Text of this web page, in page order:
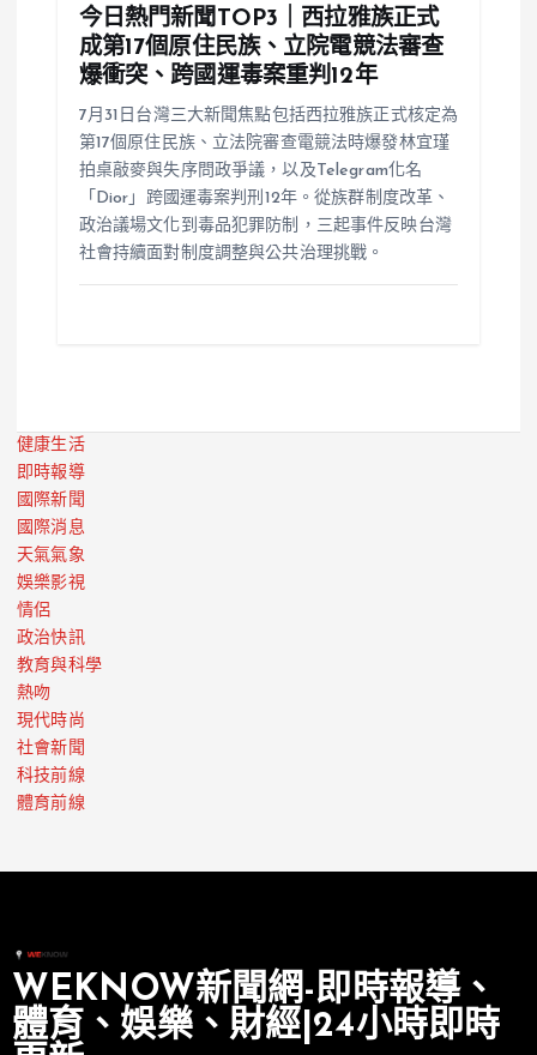
今日熱門新聞TOP3｜西拉雅族正式
成第17個原住民族、立院電競法審查
爆衝突、跨國運毒案重判12年
7月31日台灣三大新聞焦點包括西拉雅族正式核定為
第17個原住民族、立法院審查電競法時爆發林宜瑾
拍桌敲麥與失序問政爭議，以及Telegram化名
「Dior」跨國運毒案判刑12年。從族群制度改革、
政治議場文化到毒品犯罪防制，三起事件反映台灣
社會持續面對制度調整與公共治理挑戰。
健康生活
即時報導
國際新聞
國際消息
天氣氣象
娛樂影視
情侶
政治快訊
教育與科學
熱吻
現代時尚
社會新聞
科技前線
體育前線
WEKNOW新聞網-即時報導、
體育、娛樂、財經|24小時即時